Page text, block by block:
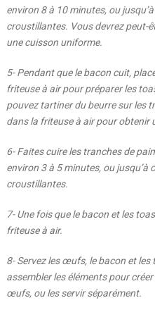
environ 8 à 10 minutes, ou
croustillantes. Vous devrez peut-
une cuisson uniforme.
5- Pendant que le bacon cuit,
friteuse à air pour préparer les
pouvez tartiner du beurre sur les
dans la friteuse à air pour obtenir
6- Faites cuire les tranches de
environ 3 à 5 minutes, ou jusqu’à
croustillantes.
7- Une fois que le bacon et les
friteuse à air.
8- Servez les œufs, le bacon et
assembler les éléments pour
œufs, ou les servir séparément.